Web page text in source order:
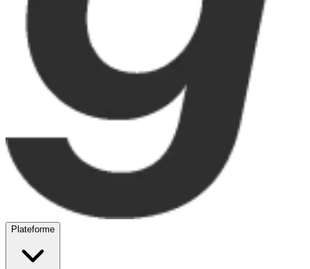
Plateforme